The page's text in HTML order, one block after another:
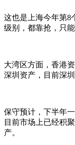
这也是上海今年第8
级别，都靠抢，只
大湾区方面，香港
深圳资产，目前深
保守预计，下半年
目前市场上已经积
产。